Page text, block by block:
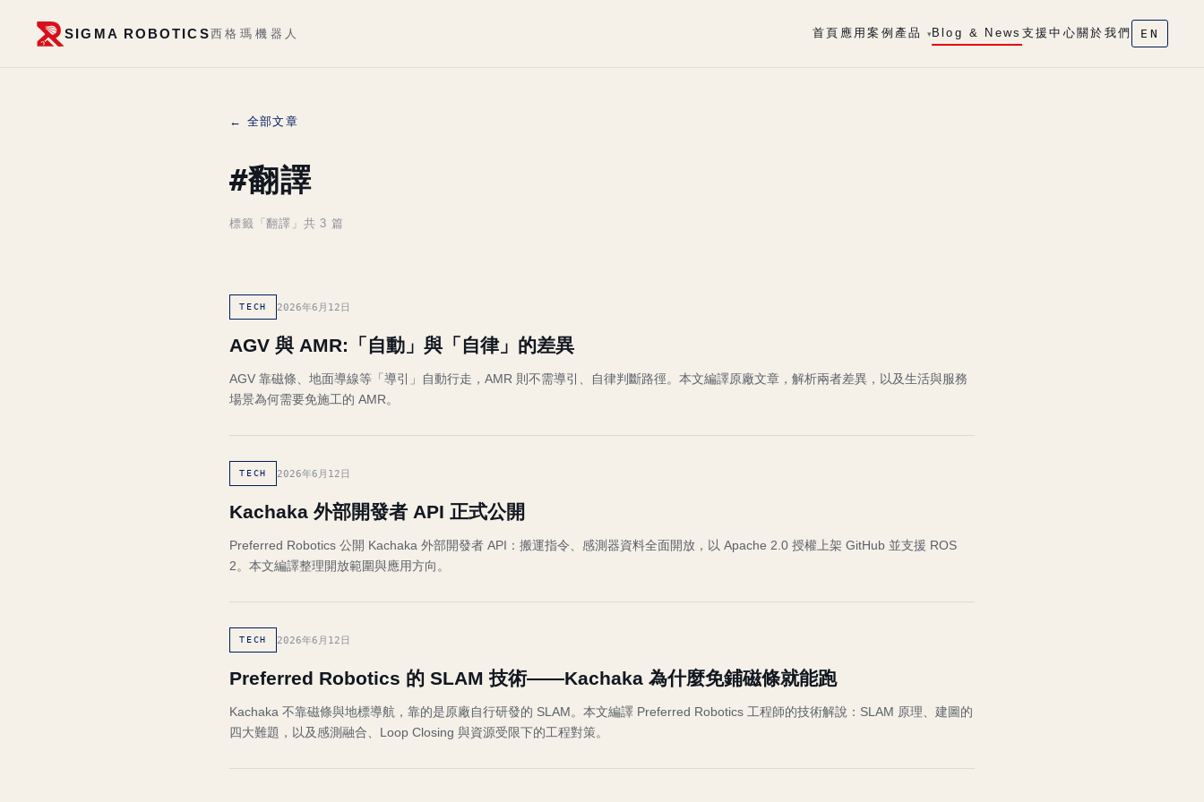
SIGMA ROBOTICS西格瑪機器人 首頁 應用案例 產品 ▾Blog & News 支援中心關於我們 EN
← 全部文章
#翻譯
標籤「翻譯」共 3 篇
TECH 2026年6月12日
AGV 與 AMR:「自動」與「自律」的差異
AGV 靠磁條、地面導線等「導引」自動行走，AMR 則不需導引、自律判斷路徑。本文編譯原廠文章，解析兩者差異，以及生活與服務
場景為何需要免施工的 AMR。
TECH 2026年6月12日
Kachaka 外部開發者 API 正式公開
Preferred Robotics 公開 Kachaka 外部開發者 API：搬運指令、感測器資料全面開放，以 Apache 2.0 授權上架 GitHub 並支援 ROS
2。本文編譯整理開放範圍與應用方向。
TECH 2026年6月12日
Preferred Robotics 的 SLAM 技術——Kachaka 為什麼免鋪磁條就能跑
Kachaka 不靠磁條與地標導航，靠的是原廠自行研發的 SLAM。本文編譯 Preferred Robotics 工程師的技術解說：SLAM 原理、建圖的
四大難題，以及感測融合、Loop Closing 與資源受限下的工程對策。